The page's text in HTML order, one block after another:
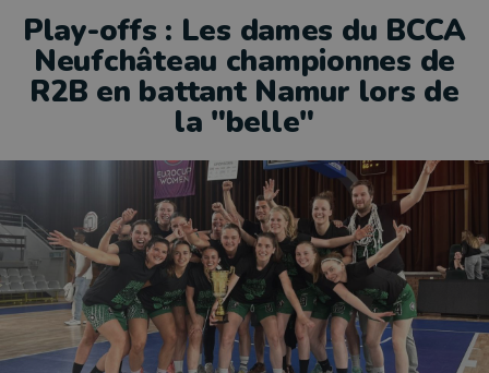
Play-offs : Les dames du BCCA
Neufchâteau championnes de
R2B en battant Namur lors de
la "belle"